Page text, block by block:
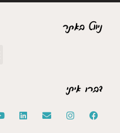
ניווט באתר
דברו איתי